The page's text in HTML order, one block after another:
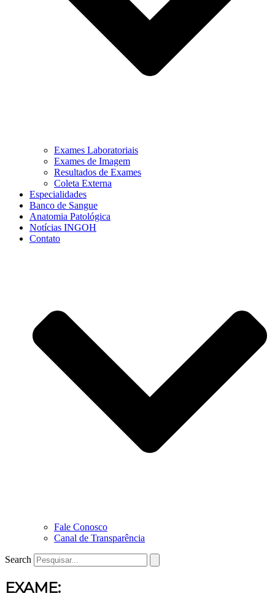
Exames Laboratoriais
Exames de Imagem
Resultados de Exames
Coleta Externa
Especialidades
Banco de Sangue
Anatomia Patológica
Notícias INGOH
Contato
Fale Conosco
Canal de Transparência
Search
EXAME: